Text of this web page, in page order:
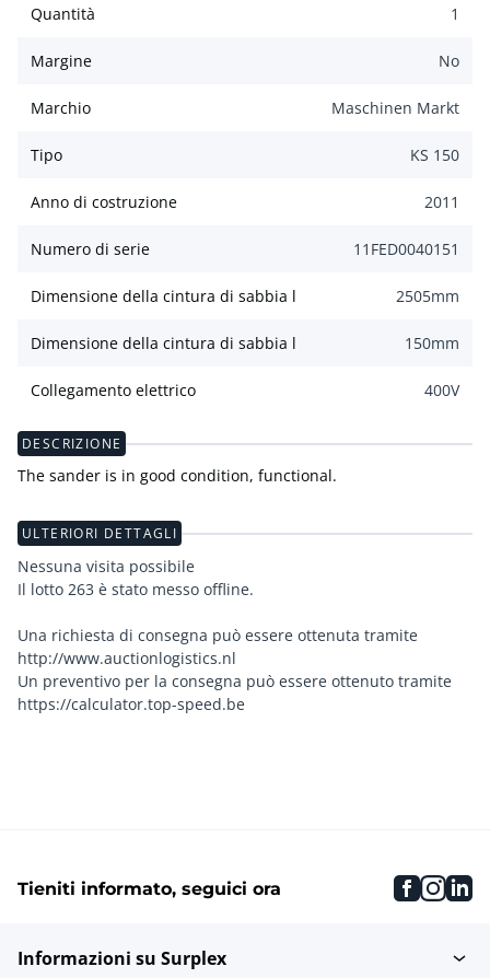
Quantità 1
Margine No
Marchio Maschinen Markt
Tipo KS 150
Anno di costruzione 2011
Numero di serie 11FED0040151
Dimensione della cintura di sabbia l 2505mm
Dimensione della cintura di sabbia l 150mm
Collegamento elettrico 400V
DESCRIZIONE
The sander is in good condition, functional.
ULTERIORI DETTAGLI
Nessuna visita possibile
Il lotto 263 è stato messo offline.
Una richiesta di consegna può essere ottenuta tramite
http://www.auctionlogistics.nl
Un preventivo per la consegna può essere ottenuto tramite
https://calculator.top-speed.be
Tieniti informato, seguici ora
Informazioni su Surplex